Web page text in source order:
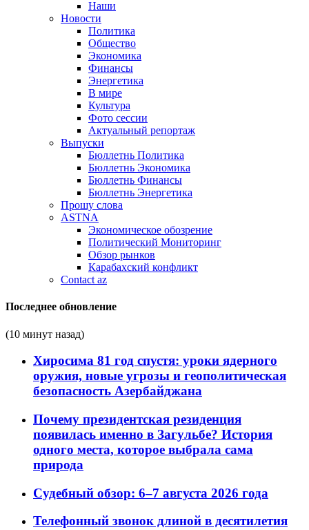
Наши
Новости
Политика
Общество
Экономика
Финансы
Энергетика
В мире
Культура
Фото сессии
Актуальный репортаж
Выпуски
Бюллетнь Политика
Бюллетнь Экономика
Бюллетнь Финансы
Бюллетнь Энергетика
Прошу слова
ASTNA
Экономическое обозрение
Политический Мониторинг
Обзор рынков
Карабахский конфликт
Contact az
Последнее обновление
(10 минут назад)
Хиросима 81 год спустя: уроки ядерного
оружия, новые угрозы и геополитическая
безопасность Азербайджана
Почему президентская резиденция
появилась именно в Загульбе? История
одного места, которое выбрала сама
природа
Судебный обзор: 6–7 августа 2026 года
Телефонный звонок длиной в десятилетия